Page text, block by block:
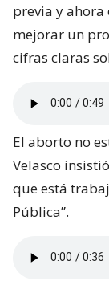
previa y
mejorar un
cifras claras
El aborto no
Velasco
que está
Pública”.